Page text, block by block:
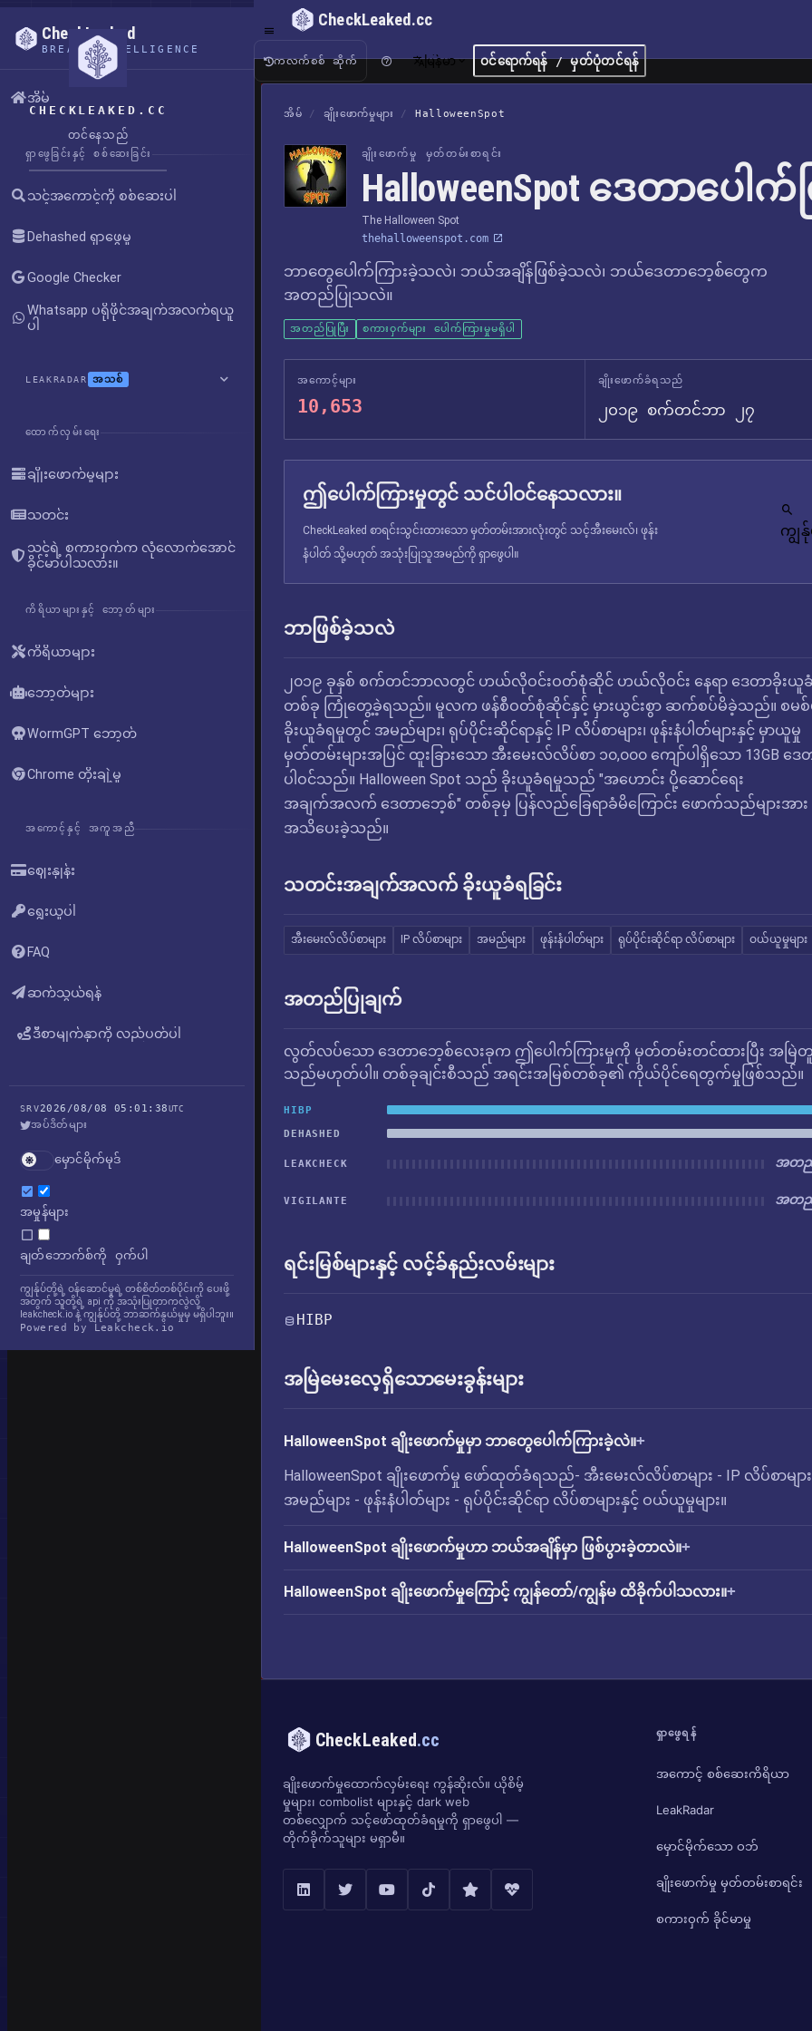
CHECKLEAKED.CC
တင်နေသည်
CheckLeaked
BREACH INTELLIGENCE
အိမ်
ရှာဖွေခြင်းနှင့် စစ်ဆေးခြင်း
သင့်အကောင့်ကို စစ်ဆေးပါ
Dehashed ရှာဖွေမှု
Google Checker
Whatsapp ပရိုဖိုင်အချက်အလက်ရယူ
ပါ
LEAKRADAR အသစ်
ထောက်လှမ်းရေး
ချိုးဖောက်မှုများ
သတင်း
သင့်ရဲ့ စကားဝှက်က လုံလောက်အောင်
ခိုင်မာပါသလား။
ကိရိယာများနှင့် ဘော့တ်များ
ကိရိယာများ
ဘော့တ်များ
WormGPT ဘော့တ်
Chrome တိုးချဲ့မှု
အကောင့်နှင့် အကူအညီ
ဈေးနှုန်း
ရွေးယူပါ
FAQ
ဆက်သွယ်ရန်
ဒီစာမျက်နှာကို လည်ပတ်ပါ
SRV2026/08/08 05:01:38UTC
အပ်ဒိတ်များ
မှောင်မိုက်မုဒ်
အမှုန်များ
ချတ်ဘောက်စ်ကို ဝှက်ပါ
ကျွန်ုပ်တို့ရဲ့ ဝန်ဆောင်မှုရဲ့ တစ်စိတ်တစ်ပိုင်းကို ပေးဖို့
အတွက် သူတို့ရဲ့ api ကို အသုံးပြုတာကလွဲလို့
leakcheck.io နဲ့ ကျွန်ုပ်တို့ ဘာဆက်နွယ်မှုမှ မရှိပါဘူး။
Powered by Leakcheck.io
CheckLeaked.cc
ကလက်စစ် ဆိုက် မြန်မာ ဝင်ရောက်ရန် / မှတ်ပုံတင်ရန်
အိမ် / ချိုးဖောက်မှုများ / HalloweenSpot
ချိုးဖောက်မှု မှတ်တမ်းစာရင်း
HalloweenSpot ဒေတာပေါက်
The Halloween Spot
thehalloweenspot.com
ဘာတွေပေါက်ကြားခဲ့သလဲ၊ ဘယ်အချိန်ဖြစ်ခဲ့သလဲ၊ ဘယ်ဒေတာဘေ့စ်တွေက
အတည်ပြုသလဲ။
အတည်ပြုပြီး စကားဝှက်များ ပေါက်ကြားမှုမရှိပါ
အကောင့်များ
10,653
ချိုးဖောက်ခံရသည်
၂၀၁၉ စက်တင်ဘာ ၂၇
ဤပေါက်ကြားမှုတွင် သင်ပါဝင်နေသလား။
CheckLeaked စာရင်းသွင်းထားသော မှတ်တမ်းအားလုံးတွင် သင့်အီးမေးလ်၊ ဖုန်း
နံပါတ် သို့မဟုတ် အသုံးပြုသူအမည်ကို ရှာဖွေပါ။
ကျွ
ဘာဖြစ်ခဲ့သလဲ
၂၀၁၉ ခုနှစ် စက်တင်ဘာလတွင် ဟယ်လိုဝင်းဝတ်စုံဆိုင် ဟယ်လိုဝင်း နေရာ ဒေတာခိုးယူ
တစ်ခု ကြုံတွေ့ခဲ့ရသည်။ မူလက ဖန်စီဝတ်စုံဆိုင်နှင့် မှားယွင်းစွာ ဆက်စပ်မိခဲ့သည်။ စမစ်
ခိုးယူခံရမှုတွင် အမည်များ၊ ရုပ်ပိုင်းဆိုင်ရာနှင့် IP လိပ်စာများ၊ ဖုန်းနံပါတ်များနှင့် မှာယူမှု
မှတ်တမ်းများအပြင် ထူးခြားသော အီးမေးလ်လိပ်စာ ၁၀,၀၀၀ ကျော်ပါရှိသော 13GB ဒေ
ပါဝင်သည်။ Halloween Spot သည် ခိုးယူခံရမှုသည် "အဟောင်း ပို့ဆောင်ရေး
အချက်အလက် ဒေတာဘေ့စ်" တစ်ခုမှ ပြန်လည်ခြေရာခံမိကြောင်း ဖောက်သည်များအား
အသိပေးခဲ့သည်။
သတင်းအချက်အလက် ခိုးယူခံရခြင်း
အီးမေးလ်လိပ်စာများ IP လိပ်စာများ အမည်များ ဖုန်းနံပါတ်များ ရုပ်ပိုင်းဆိုင်ရာ လိပ်စာများ ဝယ်ယူမှုများ
အတည်ပြုချက်
လွတ်လပ်သော ဒေတာဘေ့စ်လေးခုက ဤပေါက်ကြားမှုကို မှတ်တမ်းတင်ထားပြီး အမြဲ
သည်မဟုတ်ပါ။ တစ်ခုချင်းစီသည် အရင်းအမြစ်တစ်ခု၏ ကိုယ်ပိုင်ရေတွက်မှုဖြစ်သည်။
HIBP
DEHASHED
LEAKCHECK အတည်
VIGILANTE အတည်
ရင်းမြစ်များနှင့် လင့်ခ်နည်းလမ်းများ
HIBP
အမြဲမေးလေ့ရှိသောမေးခွန်းများ
HalloweenSpot ချိုးဖောက်မှုမှာ ဘာတွေပေါက်ကြားခဲ့လဲ။
HalloweenSpot ချိုးဖောက်မှု ဖော်ထုတ်ခံရသည်- အီးမေးလ်လိပ်စာများ - IP လိပ်စာမျာ
အမည်များ - ဖုန်းနံပါတ်များ - ရုပ်ပိုင်းဆိုင်ရာ လိပ်စာများနှင့် ဝယ်ယူမှုများ။
HalloweenSpot ချိုးဖောက်မှုဟာ ဘယ်အချိန်မှာ ဖြစ်ပွားခဲ့တာလဲ။
HalloweenSpot ချိုးဖောက်မှုကြောင့် ကျွန်တော်/ကျွန်မ ထိခိုက်ပါသလား။
CheckLeaked.cc
ချိုးဖောက်မှုထောက်လှမ်းရေး ကွန်ဆိုးလ်။ ယိုစိမ့်
မှုများ၊ combolist များနှင့် dark web
တစ်လျှောက် သင့်ဖော်ထုတ်ခံရမှုကို ရှာဖွေပါ —
တိုက်ခိုက်သူများ မရှာမီ။
ရှာဖွေရန်
အကောင့် စစ်ဆေးကိရိယာ
LeakRadar
မှောင်မိုက်သော ဝဘ်
ချိုးဖောက်မှု မှတ်တမ်းစာရင်း
စကားဝှက် ခိုင်မာမှု